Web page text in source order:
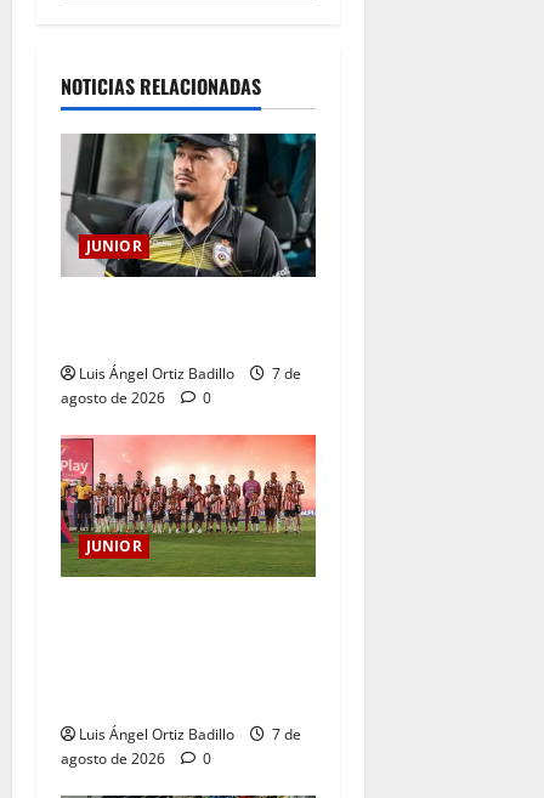
NOTICIAS RELACIONADAS
JUNIOR
Luis Ángel Ortiz Badillo
7 de
agosto de 2026
0
JUNIOR
Luis Ángel Ortiz Badillo
7 de
agosto de 2026
0